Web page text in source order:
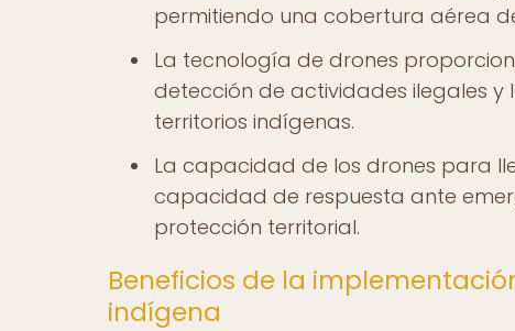
permitiendo una cobertura aérea
La tecnología de drones
detección de actividades ilegales
territorios indígenas.
La capacidad de los drones para
capacidad de respuesta ante
protección territorial.
Beneficios de la
indígena